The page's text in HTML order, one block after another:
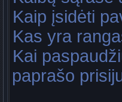
Kaip įsidėti
Kas yra
Kai
paprašo